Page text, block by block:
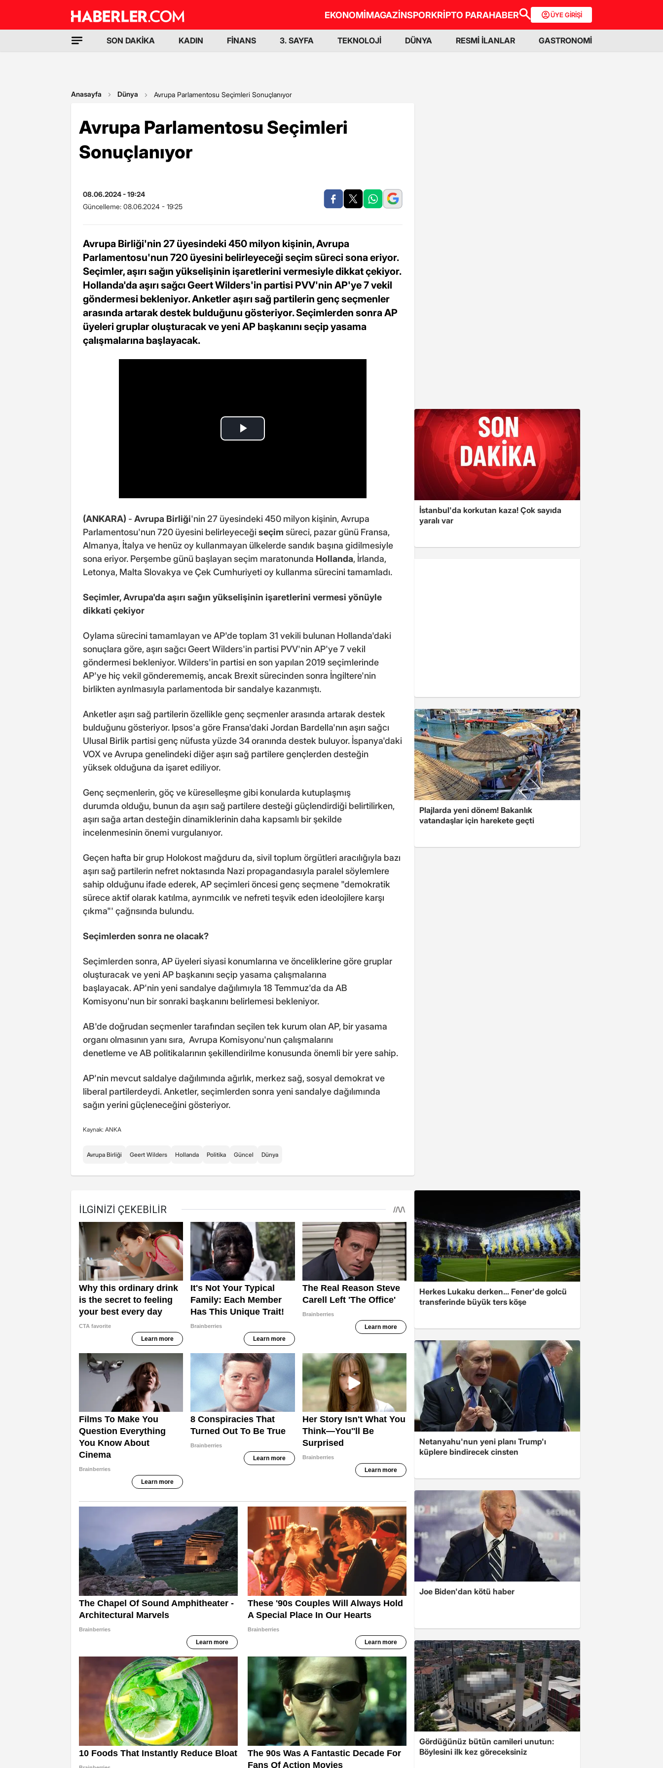
EKONOMİMAGAZİNSPORKRİPTO PARAHABER ÜYE GİRİŞİ
SON DAKİKA KADIN FİNANS 3. SAYFA TEKNOLOJİ DÜNYA RESMİ İLANLAR GASTRONOMİ
Anasayfa Dünya Avrupa Parlamentosu Seçimleri Sonuçlanıyor
Avrupa Parlamentosu Seçimleri
Sonuçlanıyor
08.06.2024 - 19:24
Güncelleme: 08.06.2024 - 19:25
Avrupa Birliği'nin 27 üyesindeki 450 milyon kişinin, Avrupa
Parlamentosu'nun 720 üyesini belirleyeceği seçim süreci sona eriyor.
Seçimler, aşırı sağın yükselişinin işaretlerini vermesiyle dikkat çekiyor.
Hollanda'da aşırı sağcı Geert Wilders'in partisi PVV'nin AP'ye 7 vekil
göndermesi bekleniyor. Anketler aşırı sağ partilerin genç seçmenler
arasında artarak destek bulduğunu gösteriyor. Seçimlerden sonra AP
üyeleri gruplar oluşturacak ve yeni AP başkanını seçip yasama
çalışmalarına başlayacak.
(ANKARA) - Avrupa Birliği'nin 27 üyesindeki 450 milyon kişinin, Avrupa
Parlamentosu'nun 720 üyesini belirleyeceğiseçim süreci, pazar günü Fransa,
Almanya, İtalya ve henüz oy kullanmayan ülkelerde sandık başına gidilmesiyle
sona eriyor. Perşembe günü başlayan seçim maratonunda Hollanda, İrlanda,
Letonya, Malta Slovakya ve Çek Cumhuriyeti oy kullanma sürecini tamamladı.
Seçimler, Avrupa'da aşırı sağın yükselişinin işaretlerini vermesi yönüyle
dikkati çekiyor
Oylama sürecini tamamlayan ve AP'de toplam 31 vekili bulunan Hollanda'daki
sonuçlara göre, aşırı sağcı Geert Wilders'in partisi PVV'nin AP'ye 7 vekil
göndermesi bekleniyor. Wilders'in partisi en son yapılan 2019 seçimlerinde
AP'ye hiç vekil gönderememiş, ancak Brexit sürecinden sonra İngiltere'nin
birlikten ayrılmasıyla parlamentoda bir sandalye kazanmıştı.
Anketler aşırı sağ partilerin özellikle genç seçmenler arasında artarak destek
bulduğunu gösteriyor. Ipsos'a göre Fransa'daki Jordan Bardella'nın aşırı sağcı
Ulusal Birlik partisi genç nüfusta yüzde 34 oranında destek buluyor. İspanya'daki
VOX ve Avrupa genelindeki diğer aşırı sağ partilere gençlerden desteğin
yüksek olduğuna da işaret ediliyor.
Genç seçmenlerin, göç ve küreselleşme gibi konularda kutuplaşmış
durumda olduğu, bunun da aşırı sağ partilere desteği güçlendirdiği belirtilirken,
aşırı sağa artan desteğin dinamiklerinin daha kapsamlı bir şekilde
incelenmesinin önemi vurgulanıyor.
Geçen hafta bir grup Holokost mağduru da, sivil toplum örgütleri aracılığıyla bazı
aşırı sağ partilerin nefret noktasında Nazi propagandasıyla paralel söylemlere
sahip olduğunu ifade ederek, AP seçimleri öncesi genç seçmene "demokratik
sürece aktif olarak katılma, ayrımcılık ve nefreti teşvik eden ideolojilere karşı
çıkma"' çağrısında bulundu.
Seçimlerden sonra ne olacak?
Seçimlerden sonra, AP üyeleri siyasi konumlarına ve önceliklerine göre gruplar
oluşturacak ve yeni AP başkanını seçip yasama çalışmalarına
başlayacak. AP'nin yeni sandalye dağılımıyla 18 Temmuz'da da AB
Komisyonu'nun bir sonraki başkanını belirlemesi bekleniyor.
AB'de doğrudan seçmenler tarafından seçilen tek kurum olan AP, bir yasama
organı olmasının yanı sıra, Avrupa Komisyonu'nun çalışmalarını
denetleme ve AB politikalarının şekillendirilme konusunda önemli bir yere sahip.
AP'nin mevcut saldalye dağılımında ağırlık, merkez sağ, sosyal demokrat ve
liberal partilerdeydi. Anketler, seçimlerden sonra yeni sandalye dağılımında
sağın yerini güçleneceğini gösteriyor.
Kaynak: ANKA
Avrupa Birliği Geert Wilders Hollanda Politika Güncel Dünya
İstanbul'da korkutan kaza! Çok sayıda
yaralı var
Plajlarda yeni dönem! Bakanlık
vatandaşlar için harekete geçti
Herkes Lukaku derken... Fener'de golcü
transferinde büyük ters köşe
Netanyahu'nun yeni planı Trump'ı
küplere bindirecek cinsten
Joe Biden'dan kötü haber
Gördüğünüz bütün camileri unutun:
Böylesini ilk kez göreceksiniz